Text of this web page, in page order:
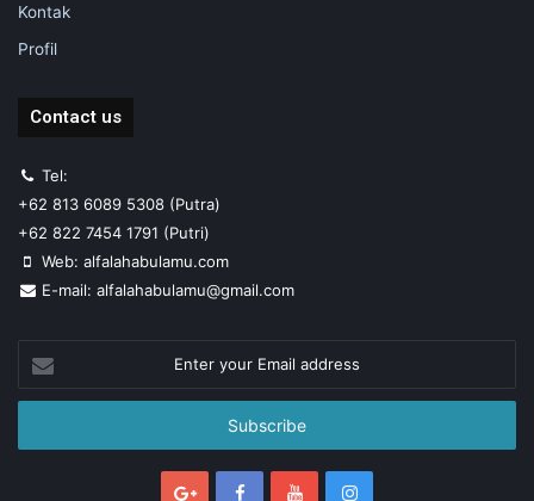
Kontak
Profil
Contact us
Tel:
+62 813 6089 5308 (Putra)
+62 822 7454 1791 (Putri)
Web: alfalahabulamu.com
E-mail: alfalahabulamu@gmail.com
your
Email